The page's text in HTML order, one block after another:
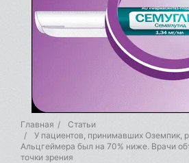
Главная
Статьи
У пациентов, принимавших Оземпик,
Альцгеймера был на 70% ниже. Врачи
точки зрения